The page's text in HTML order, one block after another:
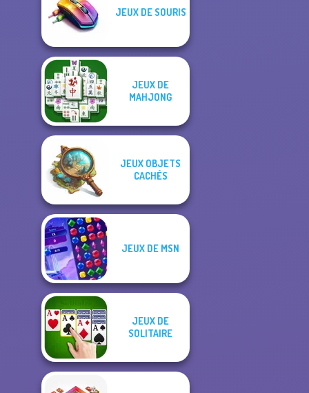
Checkers
JEUX DE SOURIS
JEUX DE
MAHJONG
JEUX OBJETS
CACHÉS
JEUX DE MSN
JEUX DE
SOLITAIRE